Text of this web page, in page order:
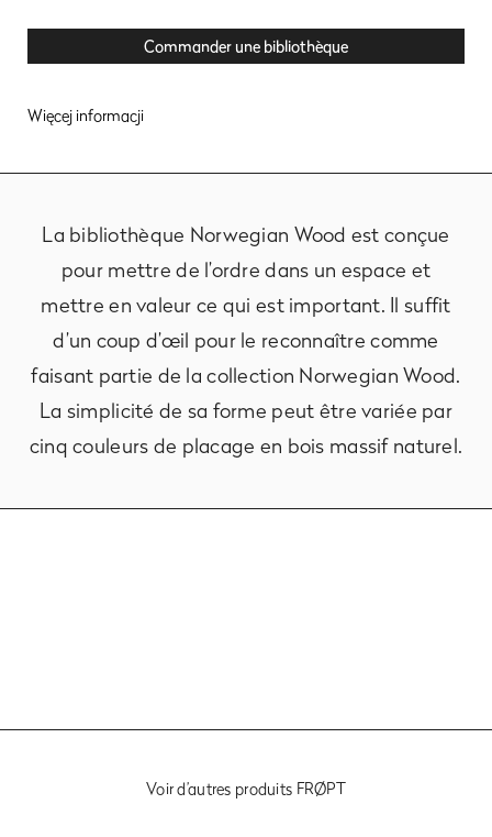
Commander une bibliothèque
Więcej informacji
La bibliothèque Norwegian Wood est conçue
pour mettre de l’ordre dans un espace et
mettre en valeur ce qui est important. Il suffit
d’un coup d’œil pour le reconnaître comme
faisant partie de la collection Norwegian Wood.
La simplicité de sa forme peut être variée par
cinq couleurs de placage en bois massif naturel.
Voir d’autres produits FRØPT